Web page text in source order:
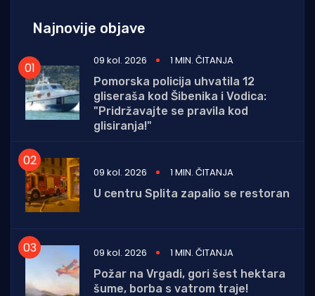
Najnovije objave
09 kol. 2026
1 MIN. ČITANJA
Pomorska policija uhvatila 12
gliseraša kod Šibenika i Vodica:
"Pridržavajte se pravila kod
glisiranja!"
09 kol. 2026
1 MIN. ČITANJA
U centru Splita zapalio se restoran
09 kol. 2026
1 MIN. ČITANJA
Požar na Vrgadi, gori šest hektara
šume, borba s vatrom traje!